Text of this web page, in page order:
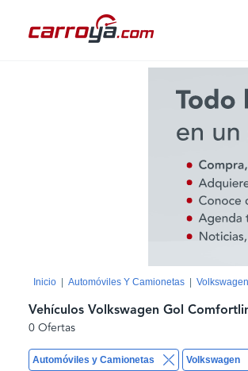
Inicio Automóviles Y Camionetas Volkswagen
Automóviles y Camionetas Volkswagen
Vehículos Volkswagen Gol
0 Ofertas